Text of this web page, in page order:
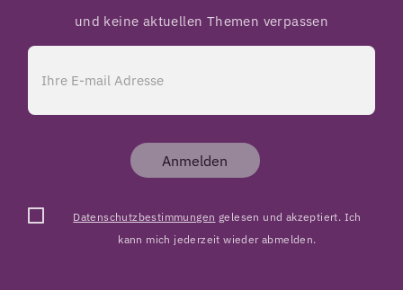
und keine aktuellen Themen verpassen
Anmelden
Datenschutzbestimmungen gelesen und akzeptiert. Ich
kann mich jederzeit wieder abmelden.